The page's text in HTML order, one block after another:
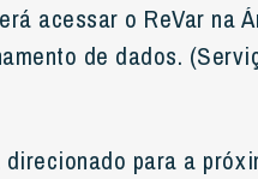
acessar o ReVar na
de dados.
para a